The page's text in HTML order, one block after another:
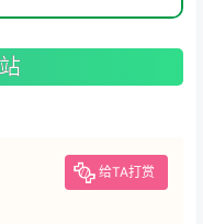
给TA打赏